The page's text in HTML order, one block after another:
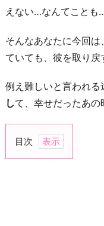
えない…なんてことも
そんなあなたに今回
ていても、彼を取り戻
例え難しいと言われる
して、幸せだったあの
目次
1.